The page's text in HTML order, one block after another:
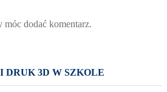
móc dodać komentarz.
DRUK 3D W SZKOLE